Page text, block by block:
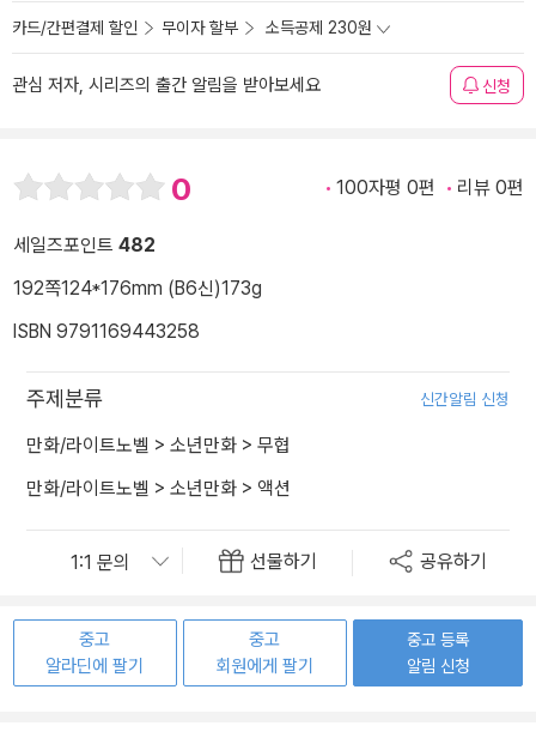
카드/간편결제 할인 무이자 할부 소득공제 230원
관심 저자, 시리즈의 출간 알림을 받아보세요 신청
0 100자평 0편 리뷰 0편
세일즈포인트 482
192쪽124*176mm (B6신)173g
ISBN 9791169443258
주제분류 신간알림 신청
만화/라이트노벨 > 소년만화 > 무협
만화/라이트노벨 > 소년만화 > 액션
선물하기 공유하기
중고
알라딘에 팔기
중고
회원에게 팔기
중고 등록
알림 신청